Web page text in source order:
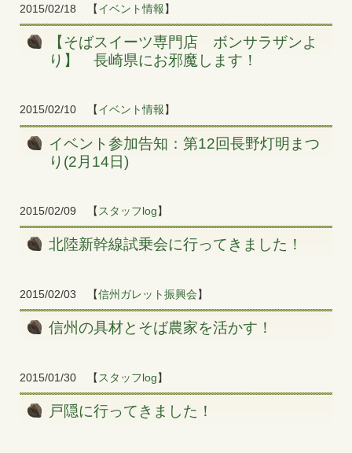
2015/02/18 【イベント情報】
【そばスイーツ専門店 ボンサラザンよ
り】 長崎県にお邪魔します！
2015/02/10 【イベント情報】
イベント参加告知：第12回長野灯明まつ
り(2月14日)
2015/02/09 【 スタッフlog】
北陸新幹線試乗会に行ってきました！
2015/02/03 【信州ガレット振興会】
信州の具材とそば農家を活かす！
2015/01/30 【 スタッフlog】
戸隠に行ってきました！